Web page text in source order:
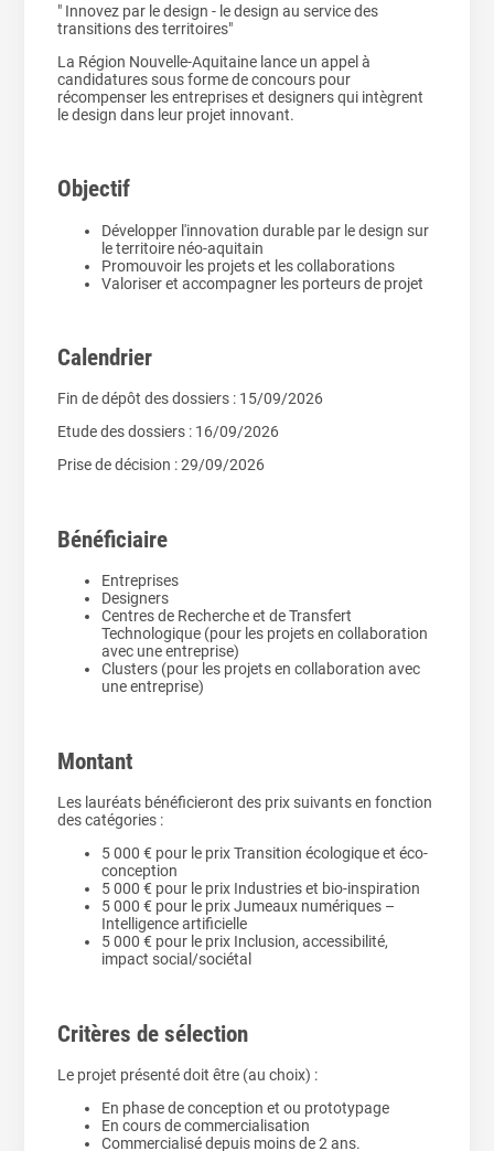
" Innovez par le design - le design au service des
transitions des territoires"
La Région Nouvelle-Aquitaine lance un appel à
candidatures sous forme de concours pour
récompenser les entreprises et designers qui intègrent
le design dans leur projet innovant.
Objectif
Développer l'innovation durable par le design sur
le territoire néo-aquitain
Promouvoir les projets et les collaborations
Valoriser et accompagner les porteurs de projet
Calendrier
Fin de dépôt des dossiers : 15/09/2026
Etude des dossiers : 16/09/2026
Prise de décision : 29/09/2026
Bénéficiaire
Entreprises
Designers
Centres de Recherche et de Transfert
Technologique (pour les projets en collaboration
avec une entreprise)
Clusters (pour les projets en collaboration avec
une entreprise)
Montant
Les lauréats bénéficieront des prix suivants en fonction
des catégories :
5 000 € pour le prix Transition écologique et éco-
conception
5 000 € pour le prix Industries et bio-inspiration
5 000 € pour le prix Jumeaux numériques –
Intelligence artificielle
5 000 € pour le prix Inclusion, accessibilité,
impact social/sociétal
Critères de sélection
Le projet présenté doit être (au choix) :
En phase de conception et ou prototypage
En cours de commercialisation
Commercialisé depuis moins de 2 ans.